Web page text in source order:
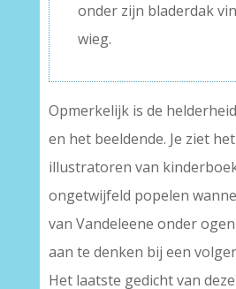
onder zijn bladerdak
wieg.
Opmerkelijk is de
en het beeldende. Je ziet
illustratoren van
ongetwijfeld popelen
van Vandeleene onder
aan te denken bij een
Het laatste gedicht van